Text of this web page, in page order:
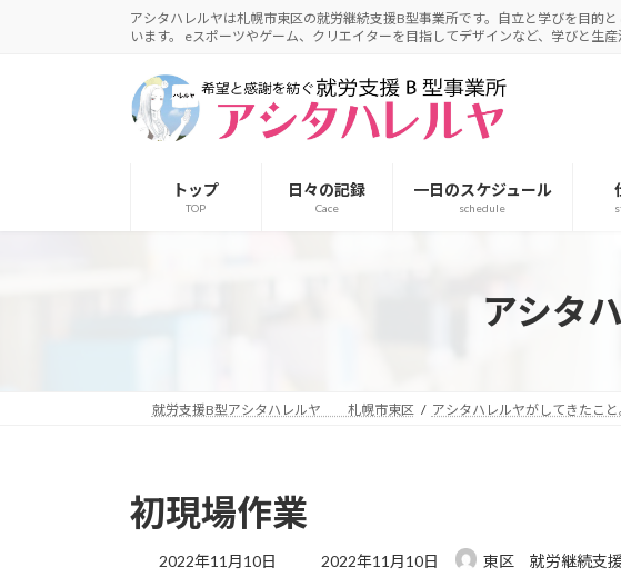
アシタハレルヤは札幌市東区の就労継続支援B型事業所です。自立と学びを目的
います。 eスポーツやゲーム、クリエイターを目指してデザインなど、学びと生産
トップ
TOP
日々の記録
Cace
一日のスケジュール
schedule
アシタ
就労支援B型アシタハレルヤ 札幌市東区 アシタハレルヤがしてきたこと
初現場作業
2022年11月10日 2022年11月10日 東区 就労継続支